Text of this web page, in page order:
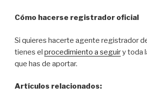
Cómo hacerse registrador oficial
Si quieres hacerte agente registrador
tienes el procedimiento a seguiry toda
que has de aportar.
Artículos relacionados: